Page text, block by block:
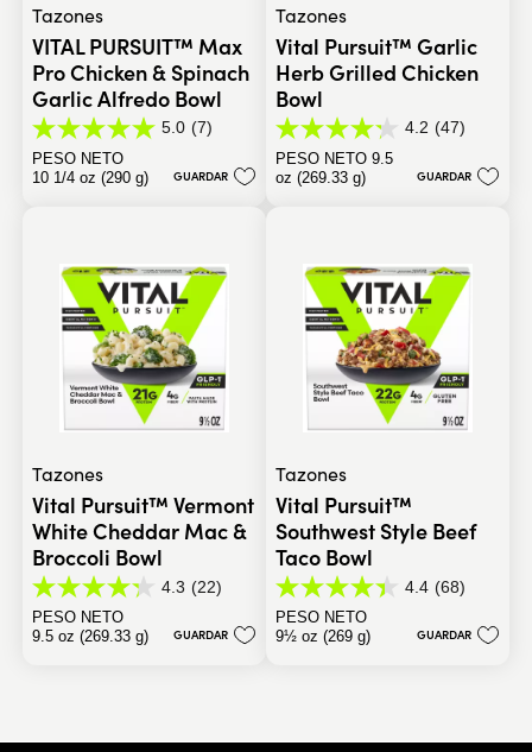
Tazones
VITAL PURSUIT™ Max
Pro Chicken & Spinach
Garlic Alfredo Bowl
5.0 (7)
5.0
de
5
PESO NETO
10 1/4 oz (290 g)
GUARDAR
Tazones
Vital Pursuit™ Garlic
Herb Grilled Chicken
Bowl
4.2 (47)
4.2
de
5
PESO NETO 9.5
oz (269.33 g)
GUARDAR
Tazones
Vital Pursuit™ Vermont
White Cheddar Mac &
Broccoli Bowl
4.3 (22)
4.3
de
5
PESO NETO
9.5 oz (269.33 g)
GUARDAR
Tazones
Vital Pursuit™
Southwest Style Beef
Taco Bowl
4.4 (68)
4.4
de
5
PESO NETO
9½ oz (269 g)
GUARDAR